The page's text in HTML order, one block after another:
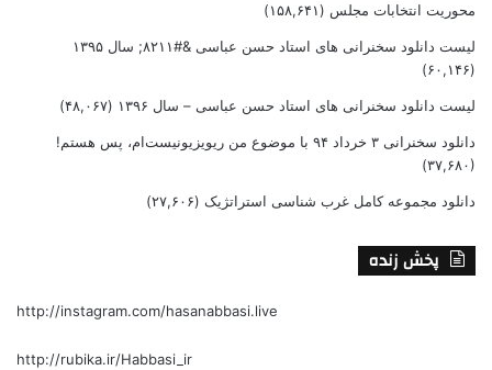
محوریت انتخابات مجلس (۱۵۸,۶۴۱)
لیست دانلود سخنرانی های استاد حسن عباسی &#۸۲۱۱; سال ۱۳۹۵
(۶۰,۱۴۶)
لیست دانلود سخنرانی های استاد حسن عباسی – سال ۱۳۹۶ (۴۸,۰۶۷)
دانلود سخنرانی ۳ خرداد ۹۴ با موضوع من ریویزیونیست‌ام، پس هستم!
(۳۷,۶۸۰)
دانلود مجموعه کامل غرب شناسی استراتژیک (۲۷,۶۰۶)
پخش زنده
http://instagram.com/hasanabbasi.live
http://rubika.ir/Habbasi_ir